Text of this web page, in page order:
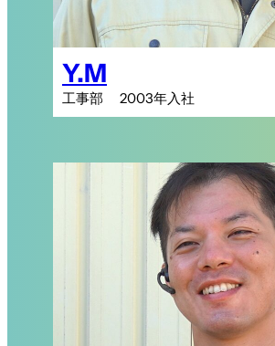
Y.M
工事部 2003年入社